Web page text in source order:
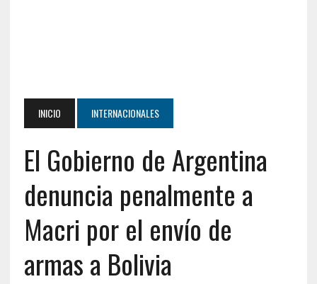
INICIO INTERNACIONALES
El Gobierno de Argentina
denuncia penalmente a
Macri por el envío de
armas a Bolivia